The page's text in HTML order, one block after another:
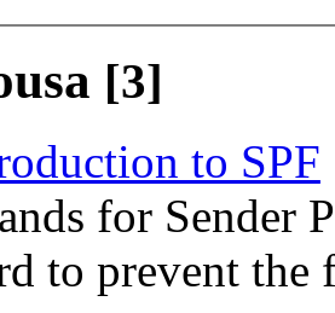
[3]
to SPF
for Sender
to prevent the